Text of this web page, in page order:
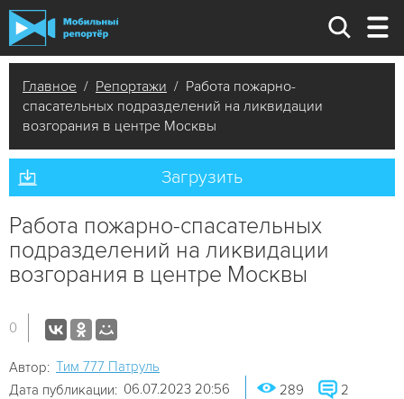
Главное / Репортажи / Работа пожарно-
спасательных подразделений на ликвидации
возгорания в центре Москвы
Загрузить
Работа пожарно-спасательных
подразделений на ликвидации
возгорания в центре Москвы
0
Автор: Tим 777 Патруль
Дата публикации: 06.07.2023 20:56 289 2